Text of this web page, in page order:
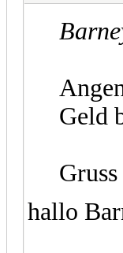
Geld
hallo